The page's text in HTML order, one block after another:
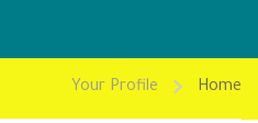
Home
Your Profile